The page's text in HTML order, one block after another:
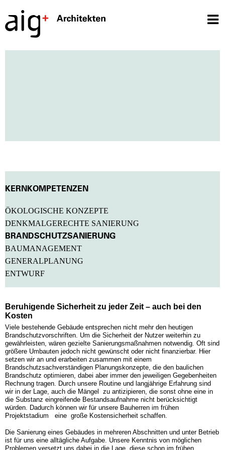
KERNKOMPETENZEN
ÖKOLOGISCHE KONZEPTE
DENKMALGERECHTE SANIERUNG
BRANDSCHUTZSANIERUNG
BAUMANAGEMENT
GENERALPLANUNG
ENTWURF
Beruhigende Sicherheit zu jeder Zeit – auch bei den
Kosten
Viele bestehende Gebäude entsprechen nicht mehr den heutigen
Brandschutzvorschriften. Um die Sicherheit der Nutzer weiterhin zu
gewährleisten, wären gezielte Sanierungsmaßnahmen notwendig. Oft sind
größere Umbauten jedoch nicht gewünscht oder nicht finanzierbar. Hier
setzen wir an und erarbeiten zusammen mit einem
Brandschutzsachverständigen Planungskonzepte, die den baulichen
Brandschutz optimieren, dabei aber immer den jeweiligen Gegebenheiten
Rechnung tragen. Durch unsere Routine und langjährige Erfahrung sind
wir in der Lage, auch die Mängel zu antizipieren, die sonst ohne eine in
die Substanz eingreifende Bestandsaufnahme nicht berücksichtigt
würden. Dadurch können wir für unsere Bauherren im frühen
Projektstadium eine große Kostensicherheit schaffen.
Die Sanierung eines Gebäudes in mehreren Abschnitten und unter Betrieb
ist für uns eine alltägliche Aufgabe. Unsere Kenntnis von möglichen
Problemen versetzt uns dabei in die Lage, diese schon im frühen